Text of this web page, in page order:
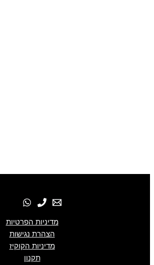
מדיניות הפרטיות
הצהרת נגישות
מדיניות הקוקיז
תקנון